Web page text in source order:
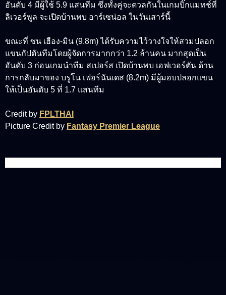
อันดับ 4 มีผู้ใช้ 5.9 แสนทีม ซึ่งทั้งคู่จะดวลกันในเกมบิ๊กแมทช์ที่
ลิเวอร์พูล จะเปิดบ้านพบ อาร์เซน่อล ในวันเสาร์นี้
ขณะที่ ซน เฮือง-มิน (9.8m) ได้รับความไว้วางใจให้สวมปลอก
แขนกัปตันทีมโดยผู้จัดการมากกว่า 1.2 ล้านคน มากสุดเป็น
อันดับ 3 ก่อนเกมนำทีม สเปอร์ส เปิดบ้านพบ เอฟเวอร์ตัน ด้าน
การกลับมาของ บรูโน เฟอร์นันเดส (8.2m) มีผู้มอบปลอกแขน
ให้เป็นอันดับ 5 ที่ 1.7 แสนทีม
Credit by FPLTHAI
Picture Credit by Fantasy Premier League